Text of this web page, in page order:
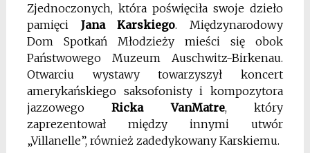
Zjednoczonych, która poświęciła swoje dzieło
pamięci Jana Karskiego. Międzynarodowy
Dom Spotkań Młodzieży mieści się obok
Państwowego Muzeum Auschwitz-Birkenau.
Otwarciu wystawy towarzyszył koncert
amerykańskiego saksofonisty i kompozytora
jazzowegoRicka VanMatre, który
zaprezentował między innymi utwór
„Villanelle”, również zadedykowany Karskiemu.